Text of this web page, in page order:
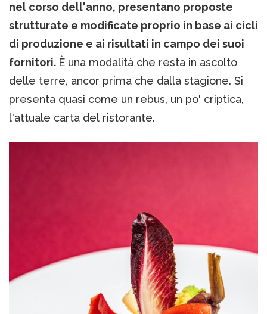
nel corso dell'anno, presentano proposte
strutturate e modificate proprio in base ai cicli
di produzione e ai risultati in campo dei suoi
fornitori. È una modalità che resta in ascolto
delle terre, ancor prima che dalla stagione. Si
presenta quasi come un rebus, un po' criptica,
l'attuale carta del ristorante.